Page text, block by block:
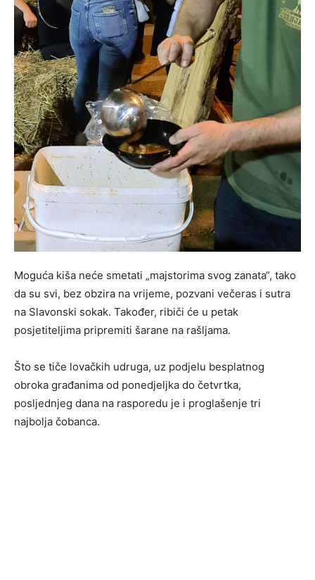
Moguća kiša neće smetati „majstorima svog zanata“, tako
da su svi, bez obzira na vrijeme, pozvani večeras i sutra
na Slavonski sokak. Također, ribiči će u petak
posjetiteljima pripremiti šarane na rašljama.
Što se tiče lovačkih udruga, uz podjelu besplatnog
obroka građanima od ponedjeljka do četvrtka,
posljednjeg dana na rasporedu je i proglašenje tri
najbolja čobanca.